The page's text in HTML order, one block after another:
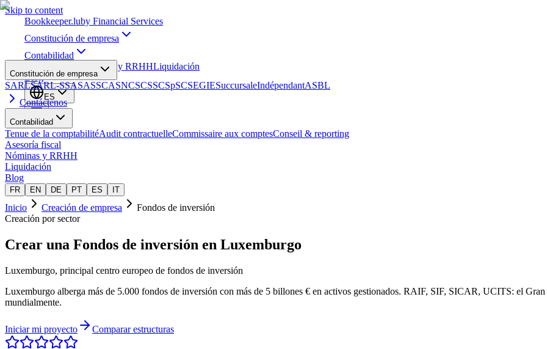
Skip to content
Bookkeeper.luby Financial Services
Constitución de empresa
Contabilidad
Nóminas y RRHHLiquidación
Blog
ES
Constitución de empresa
SARLSARL-SSASASSCASNCSCSSCSpSCSEGIESuccursaleIndépendantASBL
Contáctenos
Contabilidad
Tenue de la comptabilitéAudit contractuelleCommissaire aux comptesConseil & reporting
Asesoría fiscal
Nóminas y RRHH
Liquidación
Blog
FR EN DE PT ES IT
Inicio Creación de empresa
Fondos de inversión
Creación por sector
Crear una Fondos de inversión en Luxemburgo
Luxemburgo, principal centro europeo de fondos de inversión
Luxemburgo alberga más de 5.000 fondos de inversión con más de 5 billones € en activos gestionados. RAIF, SIF, SICAR, UCITS: el
mundialmente.
Iniciar mi proyecto Comparar estructuras